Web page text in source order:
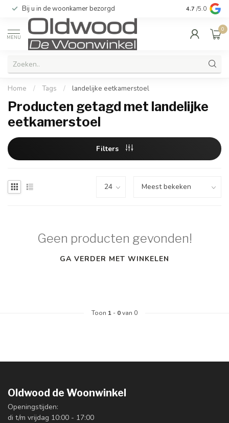
Bij u in de woonkamer bezorgd Kwaliteit &
4.7 /5.0
MENU
0
Home / Tags / landelijke eetkamerstoel
Producten getagd met landelijke
eetkamerstoel
Filters
Geen producten gevonden!
GA VERDER MET WINKELEN
Toon 1 - 0van 0
Oldwood de Woonwinkel
Openingstijden:
di t/m vrijdag 10:00 - 17:00